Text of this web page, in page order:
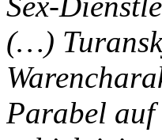
(…)
Parabel auf